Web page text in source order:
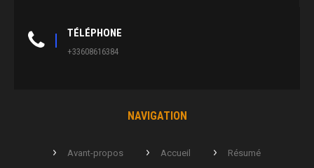
TÉLÉPHONE
+33608616384
NAVIGATION
Avant-propos Accueil
Résumé